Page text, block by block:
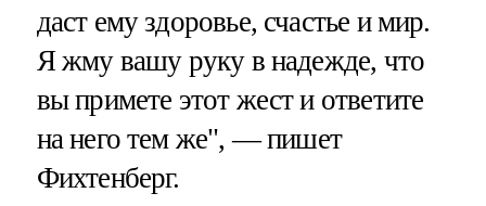
даст ему здоровье, счастье и мир.
Я жму вашу руку в надежде, что
вы примете этот жест и ответите
на него тем же", — пишет
Фихтенберг.